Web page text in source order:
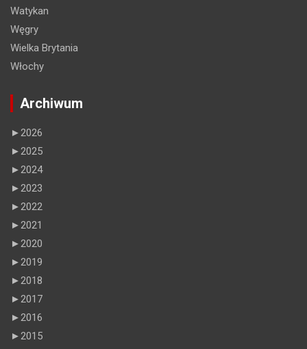
Watykan
Węgry
Wielka Brytania
Włochy
Archiwum
►2026
►2025
►2024
►2023
►2022
►2021
►2020
►2019
►2018
►2017
►2016
►2015